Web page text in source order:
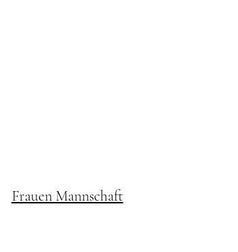
Frauen Mannschaft